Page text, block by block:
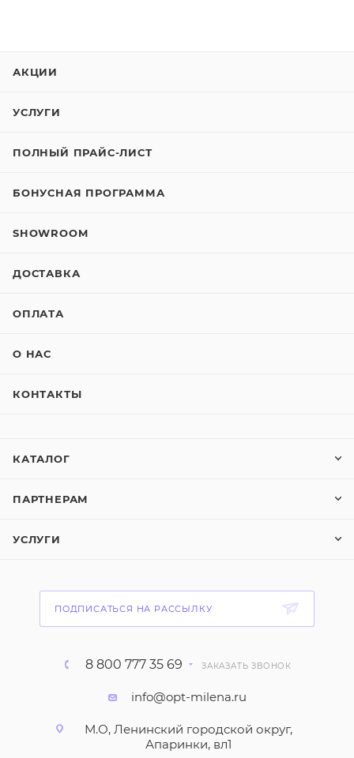
АКЦИИ
УСЛУГИ
ПОЛНЫЙ ПРАЙС-ЛИСТ
БОНУСНАЯ ПРОГРАММА
SHOWROOM
ДОСТАВКА
ОПЛАТА
О НАС
КОНТАКТЫ
КАТАЛОГ
ПАРТНЕРАМ
УСЛУГИ
ПОДПИСАТЬСЯ НА РАССЫЛКУ
8 800 777 35 69 ЗАКАЗАТЬ ЗВОНОК
info@opt-milena.ru
М.О, Ленинский городской округ,
Апаринки, вл1